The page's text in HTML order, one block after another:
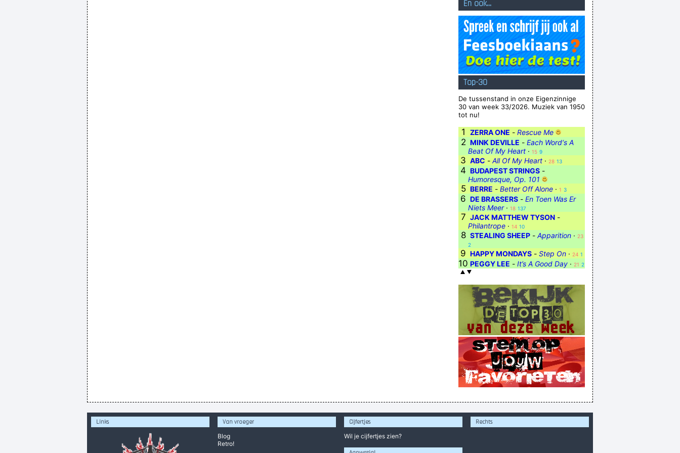
En ook...
Top-30
De tussenstand in onze Eigenzinnige
30 van week 33/2026. Muziek van 1950
tot nu!
1 ZERRA ONE - Rescue Me
2 MINK DEVILLE - Each Word‘s A
Beat Of My Heart · 15 9
3 ABC - All Of My Heart · 28 13
4 BUDAPEST STRINGS -
Humoresque, Op. 101
5 BERRE - Better Off Alone · 1 3
6 DE BRASSERS - En Toen Was Er
Niets Meer· 18 137
7 JACK MATTHEW TYSON -
Philantrope · 14 10
8 STEALING SHEEP - Apparition · 23
2
9 HAPPY MONDAYS - Step On · 24 1
10 PEGGY LEE - It’s A Good Day · 21 2
Links
Van vroeger
Blog
Retro!
Cijfertjes
Wil je cijfertjes zien?
Rechts